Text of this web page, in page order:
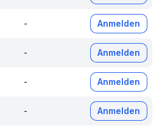
- Anmelden
- Anmelden
- Anmelden
- Anmelden